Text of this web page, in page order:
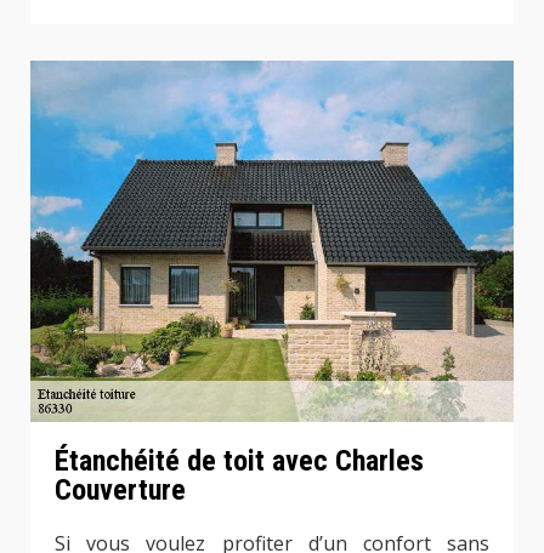
Étanchéité de toit avec Charles
Couverture
Si vous voulez profiter d’un confort sans